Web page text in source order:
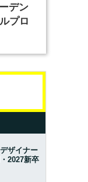
デン
プロ
ザイナー
2027新卒